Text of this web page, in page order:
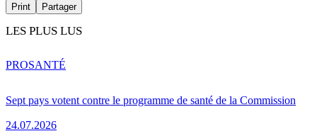
Print Partager
LES PLUS LUS
Sept pays votent contre le programme de santé de la Commission
24.07.2026
PROSANTÉ